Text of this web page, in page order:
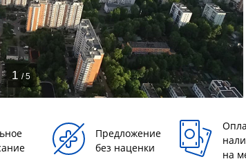
1 / 5
Предложение
без наценки
на